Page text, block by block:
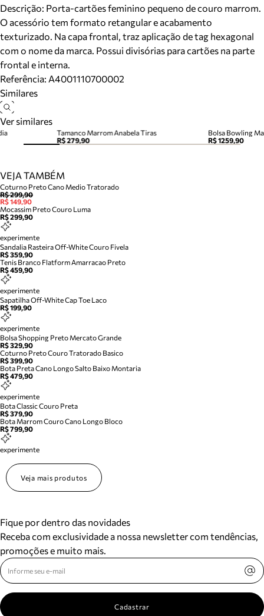
Descrição: Porta-cartões feminino pequeno de couro marrom.
O acessório tem formato retangular e acabamento
texturizado. Na capa frontal, traz aplicação de tag hexagonal
com o nome da marca. Possui divisórias para cartões na parte
frontal e interna.
Referência: A4001110700002
Similares
Ver similares
Tamanco Marrom Anabela Tiras
R$ 279,90
R$ 1259,90
VEJA TAMBÉM
Coturno Preto Cano Medio Tratorado
R$ 299,90
R$ 149,90
Mocassim Preto Couro Luma
R$ 299,90
experimente
Sandalia Rasteira Off-White Couro Fivela
R$ 359,90
Tenis Branco Flatform Amarracao Preto
R$ 459,90
experimente
Sapatilha Off-White Cap Toe Laco
R$ 199,90
experimente
Bolsa Shopping Preto Mercato Grande
R$ 329,90
Coturno Preto Couro Tratorado Basico
R$ 399,90
Bota Preta Cano Longo Salto Baixo Montaria
R$ 479,90
experimente
Bota Classic Couro Preta
R$ 379,90
Bota Marrom Couro Cano Longo Bloco
R$ 799,90
experimente
Veja mais produtos
Fique por dentro das novidades
Receba com exclusividade a nossa newsletter com tendências,
promoções e muito mais.
Cadastrar